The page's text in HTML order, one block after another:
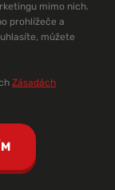
mimo nich.
prohlížeče a
můžete
Zásadách